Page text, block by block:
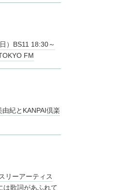
）BS11 18:30～
FM
紀とKANPAI倶楽
リーアーティス
は歌詞があふれて